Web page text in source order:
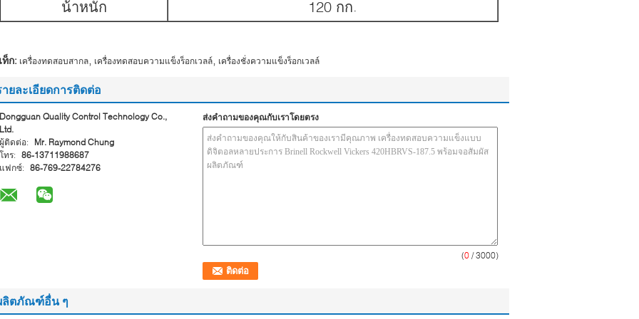
น้ําหนัก 120 กก.
ก: เครื่องทดสอบสากล เครื่องทดสอบความแข็งร็อกเวลล์ เครื่องชั่งความแข็งร็อกเวลล์
ายละเอียดการติดต่อ
Dongguan Quality Control Technology Co.,
Ltd.
ผู้ติดต่อ:
Mr. Raymond Chung
โทร: 86-13711988687
แฟกซ์: 86-769-22784276
ส่งคำถามของคุณกับเราโดยตรง
(0 / 3000)
ลิตภัณฑ์อื่น ๆ